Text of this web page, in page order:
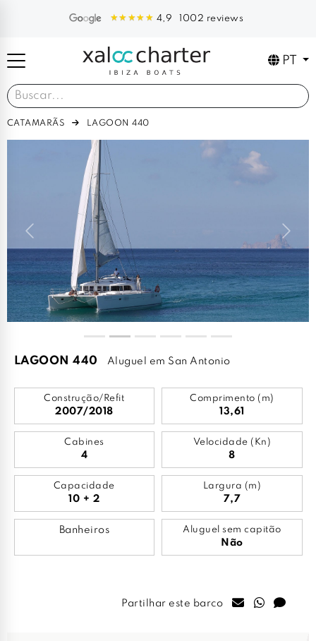
4,9 1002 reviews
PT
CATAMARÃS LAGOON 440
Previous Next
LAGOON 440 Aluguel em San Antonio
Construção/Refit
2007/2018
Comprimento (m)
13,61
Cabines
4
Velocidade (Kn)
8
Capacidade
10 + 2
Largura (m)
7,7
Banheiros Aluguel sem capitão
Não
Partilhar este barco